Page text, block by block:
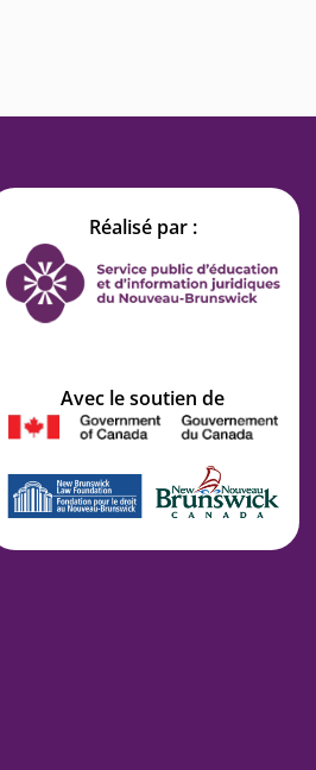
Réalisé par :
Avec le soutien de